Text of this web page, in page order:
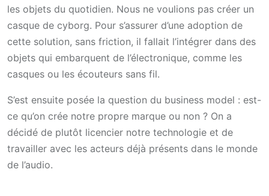
les objets du quotidien. Nous ne voulions pas créer un
casque de cyborg. Pour s’assurer d’une adoption de
cette solution, sans friction, il fallait l’intégrer dans des
objets qui embarquent de l’électronique, comme les
casques ou les écouteurs sans fil.
S’est ensuite posée la question du business model : est-
ce qu’on crée notre propre marque ou non ? On a
décidé de plutôt licencier notre technologie et de
travailler avec les acteurs déjà présents dans le monde
de l’audio.